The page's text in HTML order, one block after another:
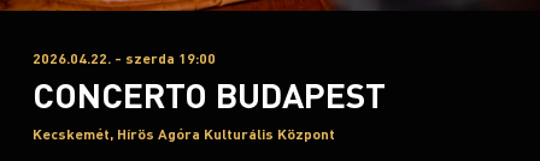
2026.04.22. - szerda 19:00
CONCERTO BUDAPEST
Kecskemét, Hírös Agóra Kulturális Központ